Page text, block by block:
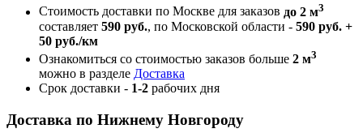
Стоимость доставки по Москве для заказов до 2 м3
составляет 590 руб., по Московской области - 590 руб. +
50 руб./км
Ознакомиться со стоимостью заказов больше 2 м3
можно в разделе Доставка
Срок доставки - 1-2 рабочих дня
Доставка по Нижнему Новгороду